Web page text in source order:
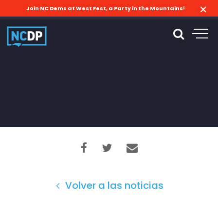
Join NC Dems at West Fest, a Party in the Mountains!
Volver a las noticias